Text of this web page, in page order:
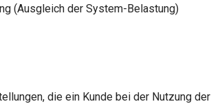
(Ausgleich der System-Belastung)
die ein Kunde bei der Nutzung der